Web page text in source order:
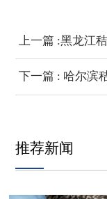
上一篇 :黑龙江
下一篇 : 哈尔滨
推荐新闻